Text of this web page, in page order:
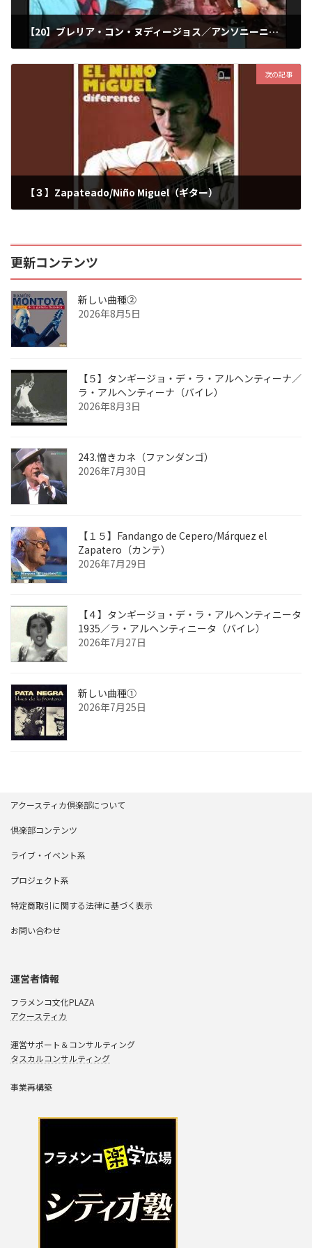
【20】ブレリア・コン・ヌディージョス／アンソニーニ・デル・プエルト（ヌディージョス）／ヘラルド・アルカラ（ギター）
次の記事
【３】Zapateado/Niño Miguel（ギター）
更新コンテンツ
新しい曲種②
2026年8月5日
【５】タンギージョ・デ・ラ・アルヘンティーナ／
ラ・アルヘンティーナ（バイレ）
2026年8月3日
243.憎きカネ（ファンダンゴ）
2026年7月30日
【１５】Fandango de Cepero/Márquez el
Zapatero（カンテ）
2026年7月29日
【４】タンギージョ・デ・ラ・アルヘンティニータ
1935／ラ・アルヘンティニータ（バイレ）
2026年7月27日
新しい曲種①
2026年7月25日
アクースティカ倶楽部について
倶楽部コンテンツ
ライブ・イベント系
プロジェクト系
特定商取引に関する法律に基づく表示
お問い合わせ
運営者情報
フラメンコ文化PLAZA
アクースティカ
運営サポート＆コンサルティング
タスカルコンサルティング
事業再構築